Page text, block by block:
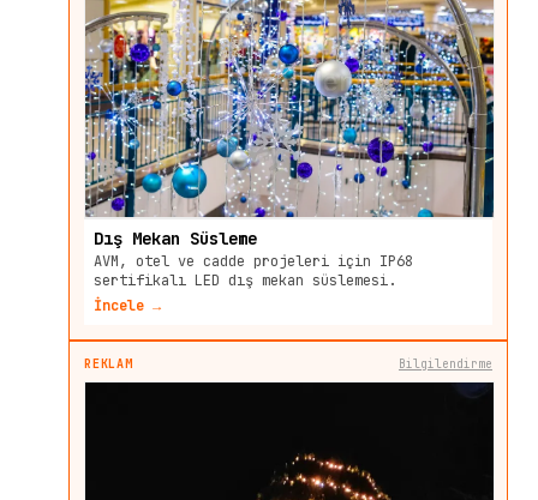
Dış Mekan Süsleme
AVM, otel ve cadde projeleri için IP68
sertifikalı LED dış mekan süslemesi.
İncele →
REKLAM Bilgilendirme